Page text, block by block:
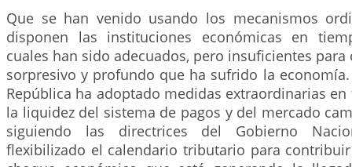
Que se han venido usando los mecanismos
disponen las instituciones económicas en
cuales han sido adecuados, pero insuficientes
sorpresivo y profundo que ha sufrido la
República ha adoptado medidas extraordinarias
la liquidez del sistema de pagos y del mercado
siguiendo las directrices del Gobierno
flexibilizado el calendario tributario para